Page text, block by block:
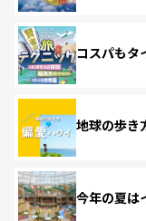
コスパもタ
地球の歩
今年の夏は